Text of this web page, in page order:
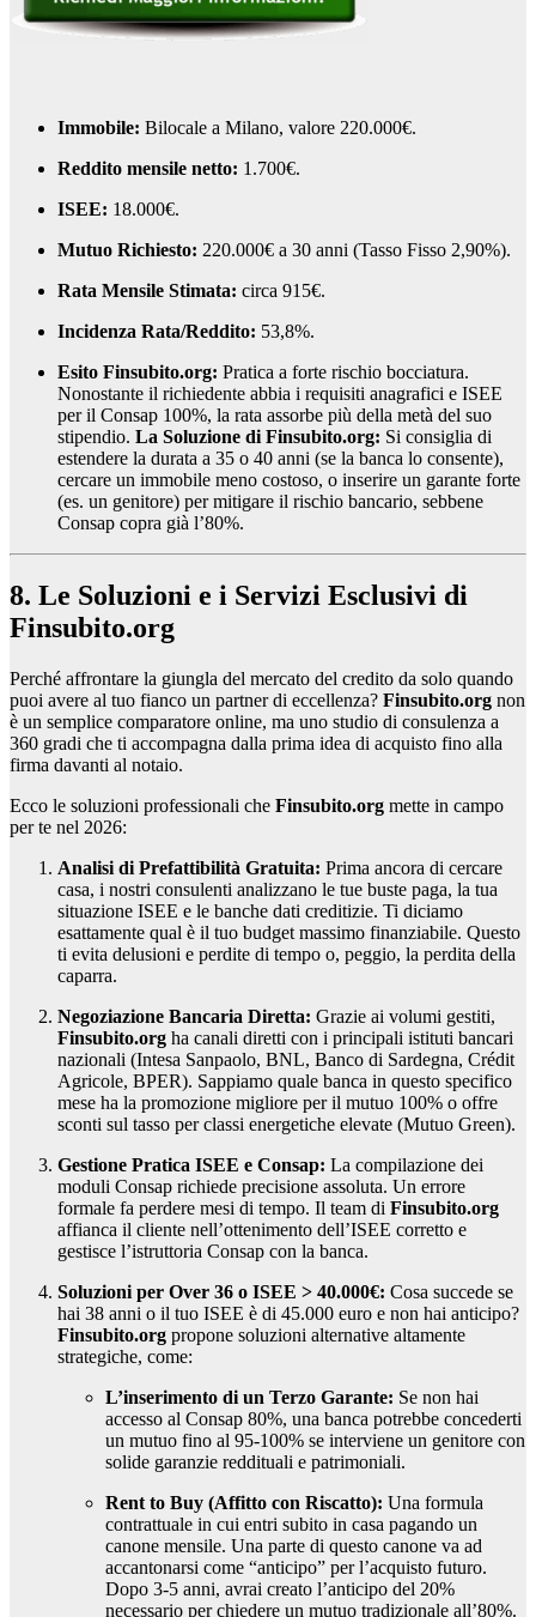
Immobile: Bilocale a Milano, valore 220.000€.
Reddito mensile netto: 1.700€.
ISEE: 18.000€.
Mutuo Richiesto: 220.000€ a 30 anni (Tasso Fisso 2,90%).
Rata Mensile Stimata: circa 915€.
Incidenza Rata/Reddito: 53,8%.
Esito Finsubito.org: Pratica a forte rischio bocciatura.
Nonostante il richiedente abbia i requisiti anagrafici e ISEE
per il Consap 100%, la rata assorbe più della metà del suo
stipendio. La Soluzione di Finsubito.org: Si consiglia di
estendere la durata a 35 o 40 anni (se la banca lo consente),
cercare un immobile meno costoso, o inserire un garante forte
(es. un genitore) per mitigare il rischio bancario, sebbene
Consap copra già l’80%.
8. Le Soluzioni e i Servizi Esclusivi di
Finsubito.org
Perché affrontare la giungla del mercato del credito da solo quando
puoi avere al tuo fianco un partner di eccellenza? Finsubito.org non
è un semplice comparatore online, ma uno studio di consulenza a
360 gradi che ti accompagna dalla prima idea di acquisto fino alla
firma davanti al notaio.
Ecco le soluzioni professionali che Finsubito.org mette in campo
per te nel 2026:
Analisi di Prefattibilità Gratuita: Prima ancora di cercare
casa, i nostri consulenti analizzano le tue buste paga, la tua
situazione ISEE e le banche dati creditizie. Ti diciamo
esattamente qual è il tuo budget massimo finanziabile. Questo
ti evita delusioni e perdite di tempo o, peggio, la perdita della
caparra.
Negoziazione Bancaria Diretta: Grazie ai volumi gestiti,
Finsubito.org ha canali diretti con i principali istituti bancari
nazionali (Intesa Sanpaolo, BNL, Banco di Sardegna, Crédit
Agricole, BPER). Sappiamo quale banca in questo specifico
mese ha la promozione migliore per il mutuo 100% o offre
sconti sul tasso per classi energetiche elevate (Mutuo Green).
Gestione Pratica ISEE e Consap: La compilazione dei
moduli Consap richiede precisione assoluta. Un errore
formale fa perdere mesi di tempo. Il team di Finsubito.org
affianca il cliente nell’ottenimento dell’ISEE corretto e
gestisce l’istruttoria Consap con la banca.
Soluzioni per Over 36 o ISEE > 40.000€: Cosa succede se
hai 38 anni o il tuo ISEE è di 45.000 euro e non hai anticipo?
Finsubito.org propone soluzioni alternative altamente
strategiche, come:
L’inserimento di un Terzo Garante: Se non hai
accesso al Consap 80%, una banca potrebbe concederti
un mutuo fino al 95-100% se interviene un genitore con
solide garanzie reddituali e patrimoniali.
Rent to Buy (Affitto con Riscatto): Una formula
contrattuale in cui entri subito in casa pagando un
canone mensile. Una parte di questo canone va ad
accantonarsi come “anticipo” per l’acquisto futuro.
Dopo 3-5 anni, avrai creato l’anticipo del 20%
necessario per chiedere un mutuo tradizionale all’80%.